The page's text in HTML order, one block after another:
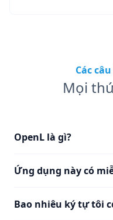
Các
Mọi
OpenL là gì?
Ứng dụng này có
Bao nhiêu ký tự tôi